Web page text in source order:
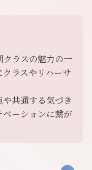
クラスの魅力の一
ラスやリハーサ
共通する気づき
ーションに繋が